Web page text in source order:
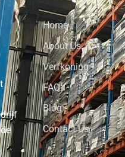
Home
About Us
Verfkoning
FAQ
Blog
Contact Us